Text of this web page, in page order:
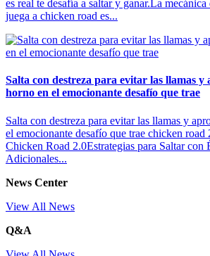
es real te desafía a saltar y ganar.La
juega a chicken road es...
Salta con destreza para evitar las llamas y
horno en el emocionante desafío que trae
Salta con destreza para evitar las llamas y
el emocionante desafío que trae chicken road
Chicken Road 2.0Estrategias para Saltar con
Adicionales...
News Center
View All News
Q&A